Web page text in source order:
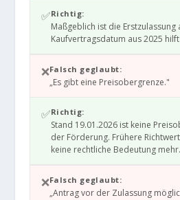
✅Richtig:
Maßgeblich ist die Erstzulassung
Kaufvertragsdatum aus 2025
❌Falsch geglaubt:
„Es gibt eine Preisobergrenze."
✅Richtig:
Stand 19.01.2026 ist keine
der Förderung. Frühere
keine rechtliche Bedeutung mehr.
❌Falsch geglaubt:
„Antrag vor der Zulassung